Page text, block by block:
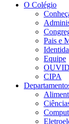
O Colégio
Pais e
Equipe
CIPA